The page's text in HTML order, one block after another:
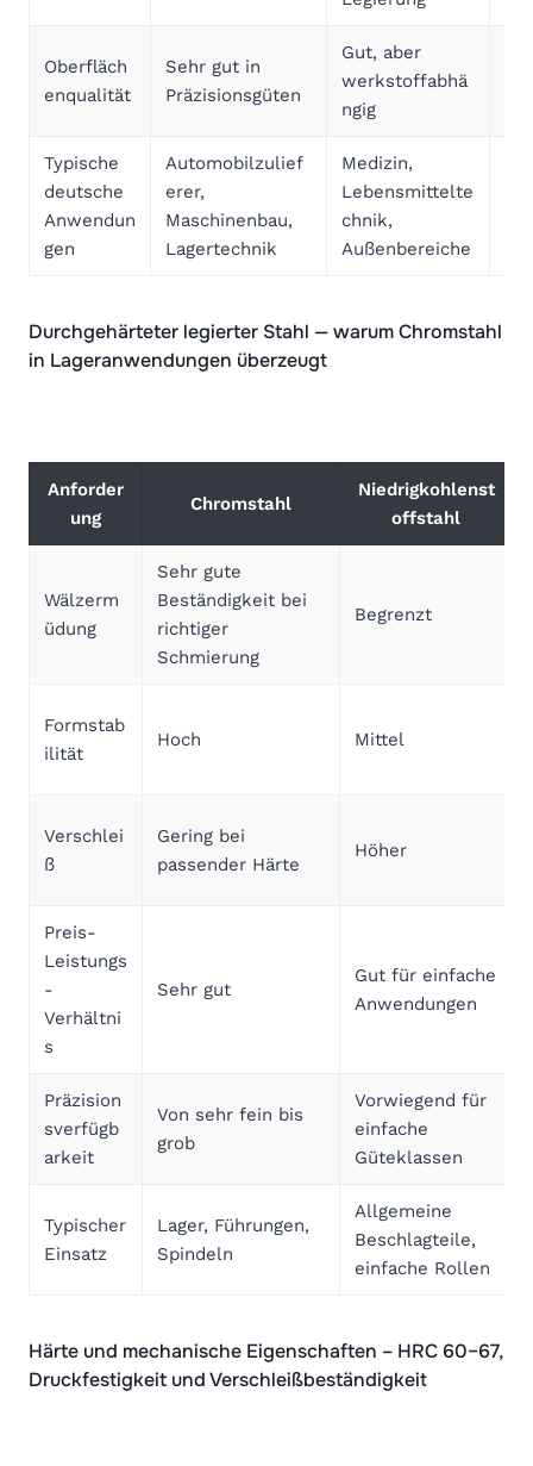
Oberfläch
enqualität
Sehr gut in
Präzisionsgüten
Gut, aber
werkstoffabhä
ngig
Typische
deutsche
Anwendun
gen
Automobilzulief
erer,
Maschinenbau,
Lagertechnik
Medizin,
Lebensmittelte
chnik,
Außenbereiche
Durchgehärteter legierter Stahl — warum Chromstahl
in Lageranwendungen überzeugt
Anforder
ung
Chromstahl
Niedrigkohlenst
offstahl
Wälzerm
üdung
Sehr gute
Beständigkeit bei
richtiger
Schmierung
Begrenzt
Formstab
ilität
Hoch Mittel
Verschlei
ß
Gering bei
passender Härte
Höher
Preis-
Leistungs
-
Verhältni
s
Sehr gut
Gut für einfache
Anwendungen
Präzision
sverfügb
arkeit
Von sehr fein bis
grob
Vorwiegend für
einfache
Güteklassen
Typischer
Einsatz
Lager, Führungen,
Spindeln
Allgemeine
Beschlagteile,
einfache Rollen
Härte und mechanische Eigenschaften – HRC 60–67,
Druckfestigkeit und Verschleißbeständigkeit